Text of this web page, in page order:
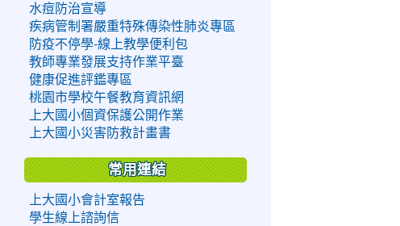
水痘防治宣導
疾病管制署嚴重特殊傳染性肺炎專區
防疫不停學-線上教學便利包
教師專業發展支持作業平臺
健康促進評鑑專區
桃園市學校午餐教育資訊網
上大國小個資保護公開作業
上大國小災害防救計畫書
常用連結
上大國小會計室報告
學生線上諮詢信